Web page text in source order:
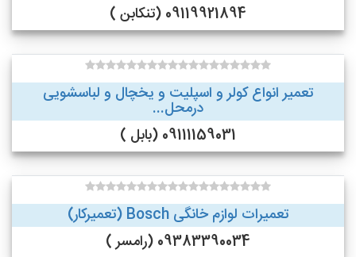
09119921894 (تنکابن )
تعمیر انواع کولر و اسپلیت و یخچال و لباسشویی
درمحل...
09111159031 (بابل )
تعمیرات لوازم خانگی Bosch (تعمیرکار)
09383390034 (رامسر )